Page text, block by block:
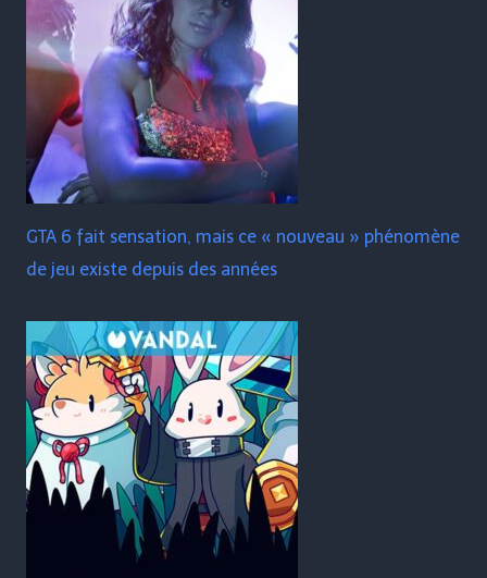
GTA 6 fait sensation, mais ce « nouveau » phénomène
de jeu existe depuis des années